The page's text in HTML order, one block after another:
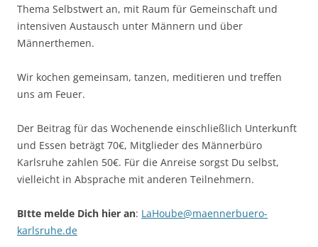
Thema Selbstwert an, mit Raum für Gemeinschaft und
intensiven Austausch unter Männern und über
Männerthemen.
Wir kochen gemeinsam, tanzen, meditieren und treffen
uns am Feuer.
Der Beitrag für das Wochenende einschließlich Unterkunft
und Essen beträgt 70€, Mitglieder des Männerbüro
Karlsruhe zahlen 50€. Für die Anreise sorgst Du selbst,
vielleicht in Absprache mit anderen Teilnehmern.
BItte melde Dich hier an: LaHoube@maennerbuero-
karlsruhe.de